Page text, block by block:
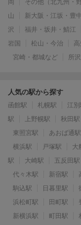
岡
その他（北九州・
山
新大阪・江坂・豊中
沢
福井・坂井・鯖江
岩国
松山・今治
宮崎・都城など
所
人気の駅から探す
函館駅 札幌駅 江別
駅
上野幌駅 秋田駅
東照宮駅
あおば通駅
横浜駅
戸塚駅 大
駅
大崎駅 五反田駅
代々木駅
新宿駅
駒込駅
日暮里駅
浜松町駅
田町駅
新横浜駅
町田駅